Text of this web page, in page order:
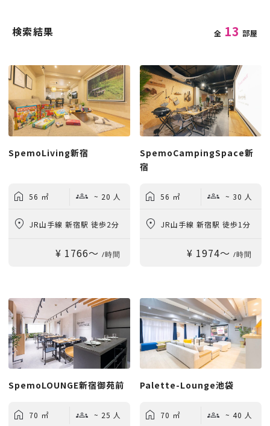
検索結果 全 13 部屋
SpemoLiving新宿
56 ㎡ ~ 20 人
JR山手線 新宿駅 徒歩2分
¥ 1766〜 /時間
SpemoCampingSpace新
宿
56 ㎡ ~ 30 人
JR山手線 新宿駅 徒歩1分
¥ 1974〜 /時間
SpemoLOUNGE新宿御苑前
70 ㎡ ~ 25 人
Palette-Lounge池袋
70 ㎡ ~ 40 人